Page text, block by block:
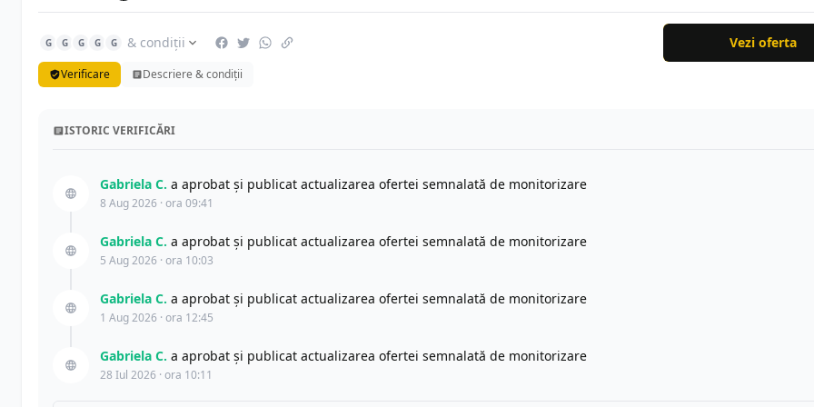
G G G G G & condiții Vezi oferta
Verificare Descriere & condiții
ISTORIC VERIFICĂRI
Gabriela C. a aprobat și publicat actualizarea ofertei semnalată de monitorizare
8 Aug 2026 · ora 09:41
Gabriela C. a aprobat și publicat actualizarea ofertei semnalată de monitorizare
5 Aug 2026 · ora 10:03
Gabriela C. a aprobat și publicat actualizarea ofertei semnalată de monitorizare
1 Aug 2026 · ora 12:45
Gabriela C. a aprobat și publicat actualizarea ofertei semnalată de monitorizare
28 Iul 2026 · ora 10:11